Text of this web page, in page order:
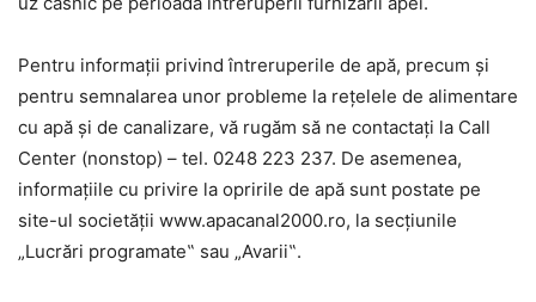
Pentru informaţii privind întreruperile de apă, precum şi
pentru semnalarea unor probleme la reţelele de alimentare
cu apă şi de canalizare, vă rugăm să ne contactaţi la Call
Center (nonstop) – tel. 0248 223 237. De asemenea,
informaţiile cu privire la opririle de apă sunt postate pe
site-ul societăţii www.apacanal2000.ro, la secţiunile
„Lucrări programate‟ sau „Avarii‟.